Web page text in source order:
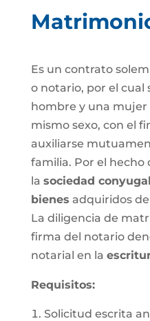
Es un contrato
o notario, por el
hombre y una mujer
mismo sexo, con el
auxiliarse
familia. Por el
la sociedad conyugal
bienes adquiridos
La diligencia de
firma del notario
notarial en la
Requisitos:
Solicitud escrita